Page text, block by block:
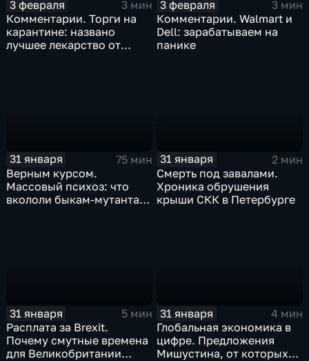
3 февраля
3 мин
Комментарии. Торги на
карантине: названо
лучшее лекарство от
3 февраля
3 мин
Комментарии. Walmart и
Dell: зарабатываем на
панике
31 января
75 мин
Верным курсом.
Массовый психоз: что
вкололи быкам-мутантам,
31 января
2 мин
Смерть под завалами.
Хроника обрушения
крыши СКК в Петербурге
31 января
5 мин
Расплата за Brexit.
Почему смутные времена
для Великобритании
31 января
4 мин
Глобальная экономика в
цифре. Предложения
Мишустина, от которых